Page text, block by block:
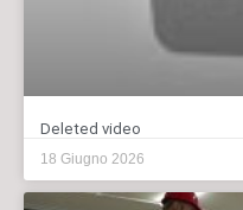
Deleted video
18 Giugno 2026